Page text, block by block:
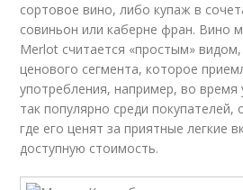
сортовое вино, либо купаж в
совиньон или каберне фран. Вино
Merlot считается «простым»
ценового сегмента, которое
употребления, например, во
так популярно среди
где его ценят за приятные легкие
доступную стоимость.